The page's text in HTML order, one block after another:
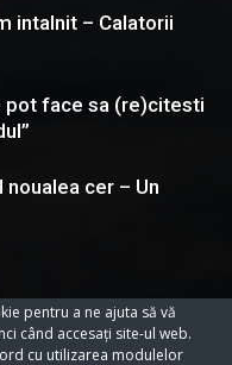
intalnit – Calatorii
pot face sa (re)citesti
cer – Un
pentru a ne ajuta să vă
când accesați site-ul web.
cu utilizarea modulelor